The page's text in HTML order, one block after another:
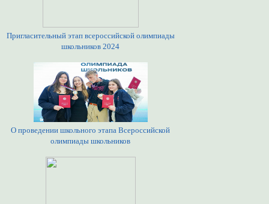
Пригласительный этап всероссийской олимпиады
школьников 2024
О проведении школьного этапа Всероссийской
олимпиады школьников